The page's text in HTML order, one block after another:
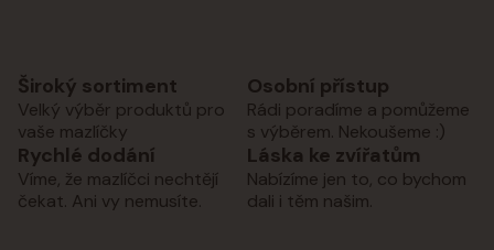
Široký sortiment
Velký výběr produktů pro
vaše mazlíčky
Osobní přístup
Rádi poradíme a pomůžeme
s výběrem. Nekoušeme :)
Rychlé dodání
Víme, že mazlíčci nechtějí
čekat. Ani vy nemusíte.
Láska ke zvířatům
Nabízíme jen to, co bychom
dali i těm našim.